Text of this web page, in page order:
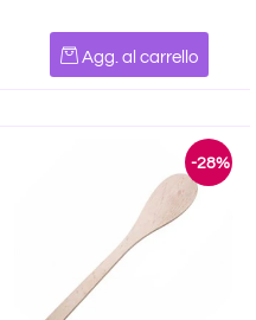
Agg. al carrello
-28%